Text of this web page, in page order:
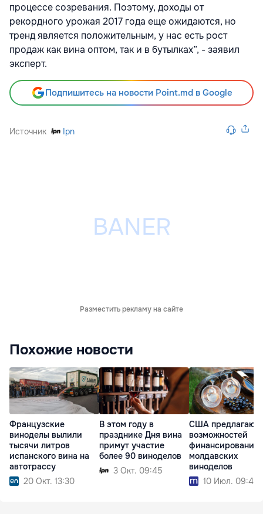
процессе созревания. Поэтому, доходы от
рекордного урожая 2017 года еще ожидаются, но
тренд является положительным, у нас есть рост
продаж как вина оптом, так и в бутылках”, - заявил
эксперт.
Подпишитесь на новости Point.md в Google
Источник Ipn
Разместить рекламу на сайте
Похожие новости
Французские
виноделы вылили
тысячи литров
испанского вина на
автотрассу
20 Окт. 13:30
В этом году в
празднике Дня вина
примут участие
более 90 виноделов
3 Окт. 09:45
США предлагают
возможностей
финансирования
молдавских
виноделов
10 Июл. 09:45